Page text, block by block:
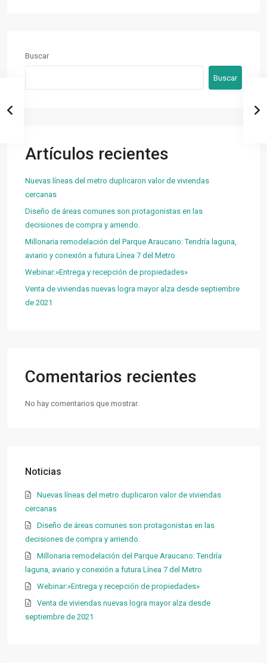
Buscar
Buscar
Artículos recientes
Nuevas líneas del metro duplicaron valor de viviendas
cercanas
Diseño de áreas comunes son protagonistas en las
decisiones de compra y arriendo.
Millonaria remodelación del Parque Araucano: Tendría laguna,
aviario y conexión a futura Línea 7 del Metro
Webinar:»Entrega y recepción de propiedades»
Venta de viviendas nuevas logra mayor alza desde septiembre
de 2021
Comentarios recientes
No hay comentarios que mostrar.
Noticias
Nuevas líneas del metro duplicaron valor de viviendas
cercanas
Diseño de áreas comunes son protagonistas en las
decisiones de compra y arriendo.
Millonaria remodelación del Parque Araucano: Tendría
laguna, aviario y conexión a futura Línea 7 del Metro
Webinar:»Entrega y recepción de propiedades»
Venta de viviendas nuevas logra mayor alza desde
septiembre de 2021